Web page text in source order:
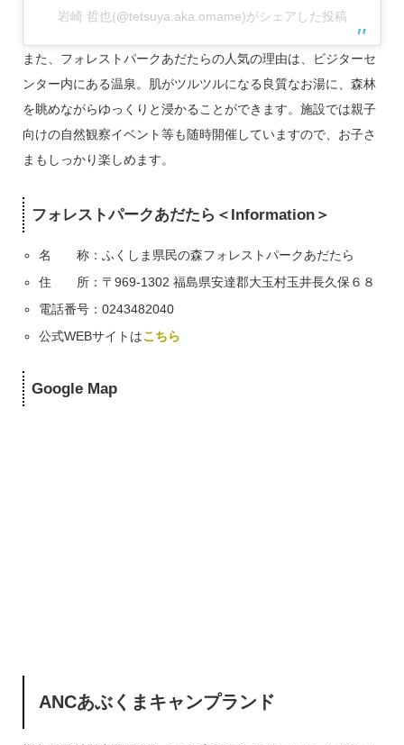
岩崎 哲也(@tetsuya.aka.omame)がシェアした投稿
また、フォレストパークあだたらの人気の理由は、ビジターセ
ンター内にある温泉。肌がツルツルになる良質なお湯に、森林
を眺めながらゆっくりと浸かることができます。施設では親子
向けの自然観察イベント等も随時開催していますので、お子さ
まもしっかり楽しめます。
フォレストパークあだたら＜Information＞
名 称：ふくしま県民の森フォレストパークあだたら
住 所：〒969-1302 福島県安達郡大玉村玉井長久保６８
電話番号：0243482040
公式WEBサイトはこちら
Google Map
ANCあぶくまキャンプランド